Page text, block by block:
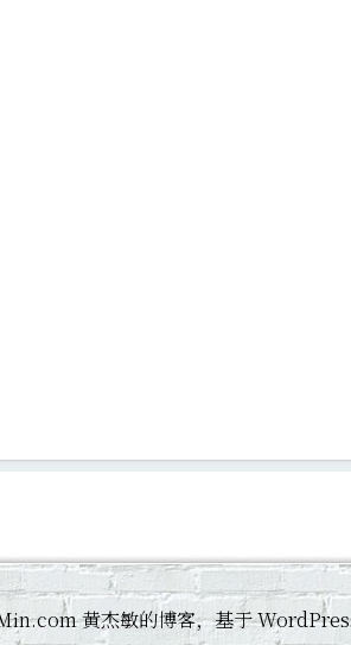
黄杰敏的博客，基于